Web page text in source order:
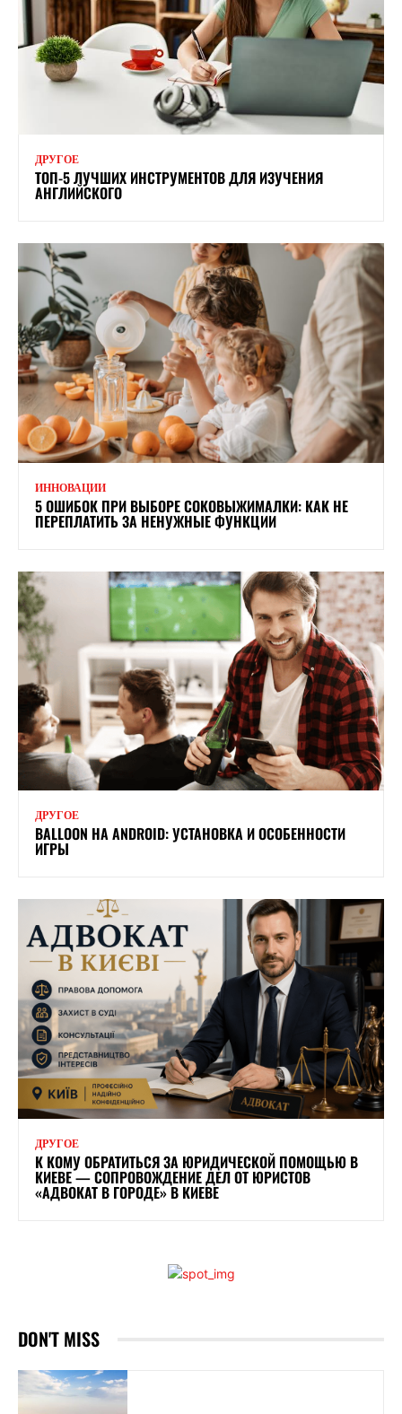
ДРУГОЕ
ТОП-5 ЛУЧШИХ ИНСТРУМЕНТОВ ДЛЯ ИЗУЧЕНИЯ
АНГЛИЙСКОГО
ИННОВАЦИИ
5 ОШИБОК ПРИ ВЫБОРЕ СОКОВЫЖИМАЛКИ: КАК НЕ
ПЕРЕПЛАТИТЬ ЗА НЕНУЖНЫЕ ФУНКЦИИ
ДРУГОЕ
BALLOON НА ANDROID: УСТАНОВКА И ОСОБЕННОСТИ
ИГРЫ
ДРУГОЕ
К КОМУ ОБРАТИТЬСЯ ЗА ЮРИДИЧЕСКОЙ ПОМОЩЬЮ В
КИЕВЕ — СОПРОВОЖДЕНИЕ ДЕЛ ОТ ЮРИСТОВ
«АДВОКАТ В ГОРОДЕ» В КИЕВЕ
DON'T MISS